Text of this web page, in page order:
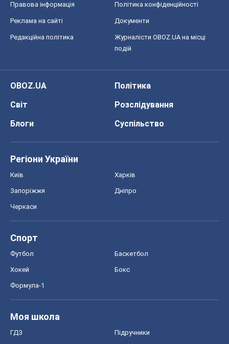
Правова інформація Політика конфіденційності
Реклама на сайті Документи
Редакційна політика
Журналісти OBOZ.UA на місці
подій
OBOZ.UA
Політика
Світ
Розслідування
Блоги
Суспільство
Регіони України
Київ Харків
Запоріжжя Дніпро
Черкаси
Спорт
Футбол Баскетбол
Хокей Бокс
Формула-1
Моя школа
ГДЗ Підручники